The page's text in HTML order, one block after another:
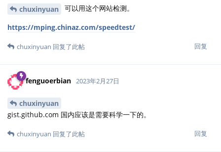
chuxinyuan 可以用这个网站检测。
https://mping.chinaz.com/speedtest/
回复
chuxinyuan 回复了此帖
fenguoerbian 2023年2月27日
chuxinyuan
gist.github.com 国内应该是需要科学一下的。
回复
chuxinyuan 回复了此帖